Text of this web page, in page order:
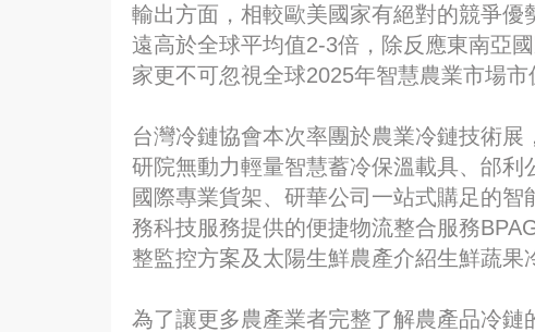
輸出方面，相較歐美國家有絕對的競爭
遠高於全球平均值2-3倍，除反應東南亞
家更不可忽視全球2025年智慧農業市場市
台灣冷鏈協會本次率團於農業冷鏈技術
研院無動力輕量智慧蓄冷保溫載具、邰
國際專業貨架、研華公司一站式購足的
務科技服務提供的便捷物流整合服務
整監控方案及太陽生鮮農產介紹生鮮蔬果
為了讓更多農產業者完整了解農產品冷鏈